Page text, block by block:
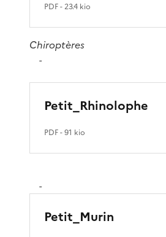
PDF- 23.4 kio
Chiroptères
-
Petit_Rhinolophe
PDF- 91 kio
-
Petit_Murin